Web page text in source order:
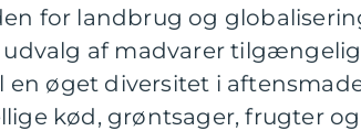
for landbrug og
af madvarer
en øget diversitet i
kød, grøntsager, frugter